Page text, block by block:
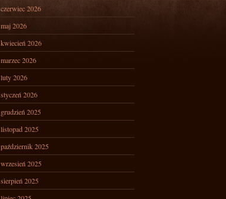
czerwiec 2026
maj 2026
kwiecień 2026
marzec 2026
luty 2026
styczeń 2026
grudzień 2025
listopad 2025
październik 2025
wrzesień 2025
sierpień 2025